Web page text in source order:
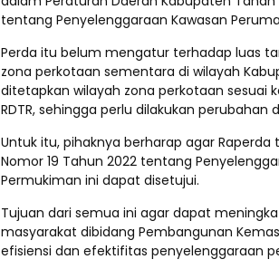
tentang Penyelenggaraan Kawasan
Perda itu belum mengatur terhadap luas
zona perkotaan sementara di wilayah
ditetapkan wilayah zona perkotaan sesuai
RDTR, sehingga perlu dilakukan perubahan
Untuk itu, pihaknya berharap agar
Nomor 19 Tahun 2022 tentang
Permukiman ini dapat disetujui.
Tujuan dari semua ini agar dapat
masyarakat dibidang Pembangunan
efisiensi dan efektifitas penyelenggaraan